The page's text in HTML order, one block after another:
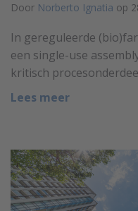
Door Norberto Ignatia op
In gereguleerde
een single-use
kritisch
Lees meer